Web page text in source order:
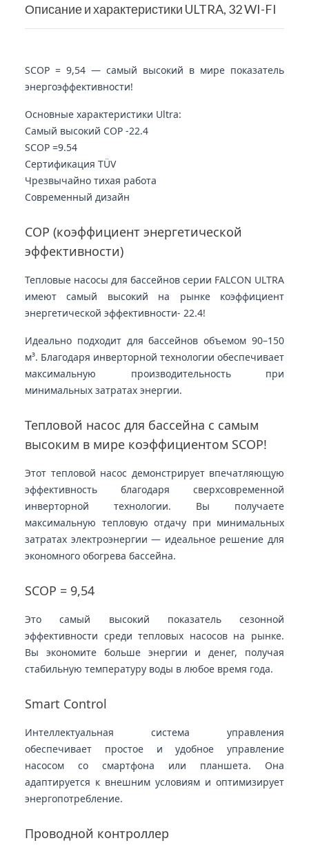
Описание и характеристики ULTRA, 32 WI-FI
SCOP = 9,54 — самый высокий в мире показатель
энергоэффективности!
Основные характеристики Ultra:
Самый высокий COP -22.4
SCOP =9.54
Сертификация TÜV
Чрезвычайно тихая работа
Современный дизайн
COP (коэффициент энергетической
эффективности)
Тепловые насосы для бассейнов серии FALCON ULTRA
имеют самый высокий на рынке коэффициент
энергетической эффективности- 22.4!
Идеально подходит для бассейнов объемом 90–150
м³. Благодаря инверторной технологии обеспечивает
максимальную производительность при
минимальных затратах энергии.
Тепловой насос для бассейна с самым
высоким в мире коэффициентом SCOP!
Этот тепловой насос демонстрирует впечатляющую
эффективность благодаря сверхсовременной
инверторной технологии. Вы получаете
максимальную тепловую отдачу при минимальных
затратах электроэнергии — идеальное решение для
экономного обогрева бассейна.
SCOP = 9,54
Это самый высокий показатель сезонной
эффективности среди тепловых насосов на рынке.
Вы экономите больше энергии и денег, получая
стабильную температуру воды в любое время года.
Smart Control
Интеллектуальная система управления
обеспечивает простое и удобное управление
насосом со смартфона или планшета. Она
адаптируется к внешним условиям и оптимизирует
энергопотребление.
Проводной контроллер